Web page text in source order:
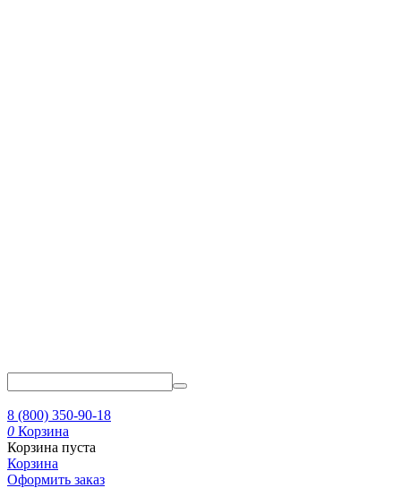
8 (800) 350-90-18
0 Корзина
Корзина пуста
Корзина
Оформить заказ